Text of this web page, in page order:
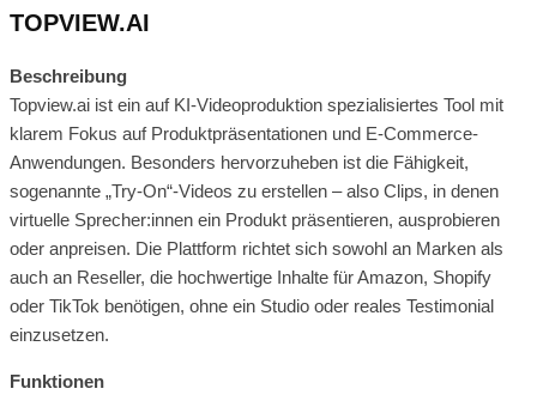
TOPVIEW.AI
Beschreibung
Topview.ai ist ein auf KI-Videoproduktion spezialisiertes Tool mit
klarem Fokus auf Produktpräsentationen und E-Commerce-
Anwendungen. Besonders hervorzuheben ist die Fähigkeit,
sogenannte „Try-On“-Videos zu erstellen – also Clips, in denen
virtuelle Sprecher:innen ein Produkt präsentieren, ausprobieren
oder anpreisen. Die Plattform richtet sich sowohl an Marken als
auch an Reseller, die hochwertige Inhalte für Amazon, Shopify
oder TikTok benötigen, ohne ein Studio oder reales Testimonial
einzusetzen.
Funktionen